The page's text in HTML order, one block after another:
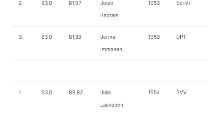
2. 83,0 81,97
Jouni
Knutars
1953 So-Vi
3. 83,0 81,33
Jorma
Immonen
1953 OPT
1. 93,0 89,82
Ilkka
Launonen
1954 SVV